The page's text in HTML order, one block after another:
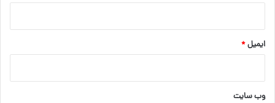
ایمیل*
وب‌ سایت